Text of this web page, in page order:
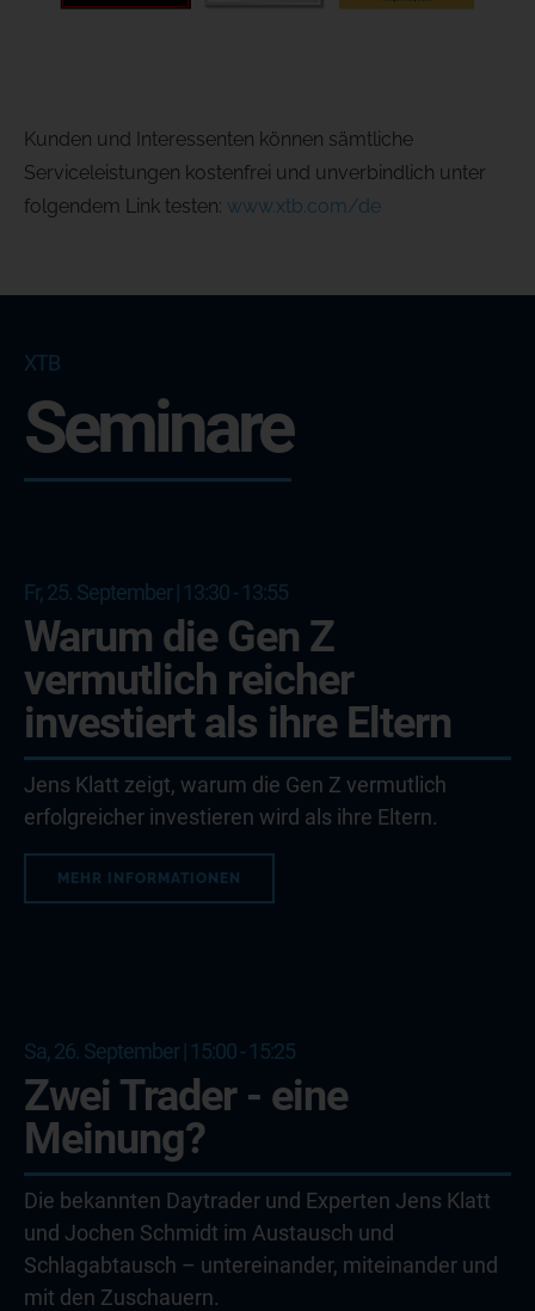
Kunden und Interessenten können sämtliche
Serviceleistungen kostenfrei und unverbindlich unter
folgendem Link testen: www.xtb.com/de
XTB
Seminare
Fr, 25. September | 13:30 - 13:55
Warum die Gen Z
vermutlich reicher
investiert als ihre Eltern
Jens Klatt zeigt, warum die Gen Z vermutlich
erfolgreicher investieren wird als ihre Eltern.
MEHR INFORMATIONEN
Sa, 26. September | 15:00 - 15:25
Zwei Trader - eine
Meinung?
Die bekannten Daytrader und Experten Jens Klatt
und Jochen Schmidt im Austausch und
Schlagabtausch – untereinander, miteinander und
mit den Zuschauern.